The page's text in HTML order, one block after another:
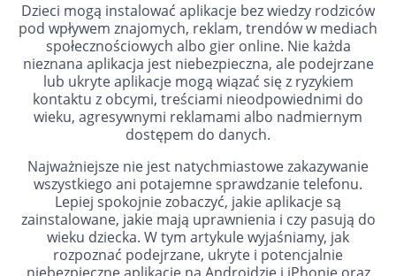
Dzieci mogą instalować aplikacje bez wiedzy rodziców
pod wpływem znajomych, reklam, trendów w mediach
społecznościowych albo gier online. Nie każda
nieznana aplikacja jest niebezpieczna, ale podejrzane
lub ukryte aplikacje mogą wiązać się z ryzykiem
kontaktu z obcymi, treściami nieodpowiednimi do
wieku, agresywnymi reklamami albo nadmiernym
dostępem do danych.
Najważniejsze nie jest natychmiastowe zakazywanie
wszystkiego ani potajemne sprawdzanie telefonu.
Lepiej spokojnie zobaczyć, jakie aplikacje są
zainstalowane, jakie mają uprawnienia i czy pasują do
wieku dziecka. W tym artykule wyjaśniamy, jak
rozpoznać podejrzane, ukryte i potencjalnie